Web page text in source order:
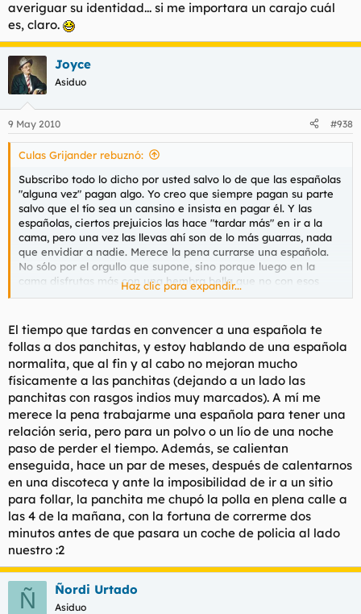
averiguar su identidad... si me importara un carajo cuál
es, claro.
Joyce
Asiduo
9 May 2010 #938
Culas Grijander rebuznó:
Subscribo todo lo dicho por usted salvo lo de que las españolas
"alguna vez" pagan algo. Yo creo que siempre pagan su parte
salvo que el tío sea un cansino e insista en pagar él. Y las
españolas, ciertos prejuicios las hace "tardar más" en ir a la
cama, pero una vez las llevas ahí son de lo más guarras, nada
que envidiar a nadie. Merece la pena currarse una española.
No sólo por el orgullo que supone, sino porque luego en la
cama disfrutas más con una hembra bella que no con esos
vaciadores de semén que son las panchis para momentos
Haz clic para expandir...
El tiempo que tardas en convencer a una española te
follas a dos panchitas, y estoy hablando de una española
normalita, que al fin y al cabo no mejoran mucho
físicamente a las panchitas (dejando a un lado las
panchitas con rasgos indios muy marcados). A mí me
merece la pena trabajarme una española para tener una
relación seria, pero para un polvo o un lío de una noche
paso de perder el tiempo. Además, se calientan
enseguida, hace un par de meses, después de calentarnos
en una discoteca y ante la imposibilidad de ir a un sitio
para follar, la panchita me chupó la polla en plena calle a
las 4 de la mañana, con la fortuna de correrme dos
minutos antes de que pasara un coche de policia al lado
nuestro :2
Ñ Ñordi Urtado
Asiduo